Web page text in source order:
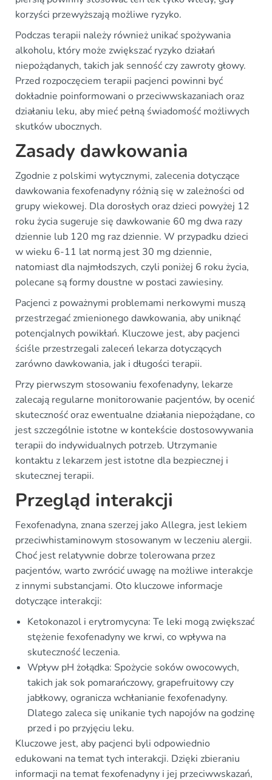
korzyści przewyższają możliwe ryzyko.
Podczas terapii należy również unikać spożywania
alkoholu, który może zwiększać ryzyko działań
niepożądanych, takich jak senność czy zawroty głowy.
Przed rozpoczęciem terapii pacjenci powinni być
dokładnie poinformowani o przeciwwskazaniach oraz
działaniu leku, aby mieć pełną świadomość możliwych
skutków ubocznych.
Zasady dawkowania
Zgodnie z polskimi wytycznymi, zalecenia dotyczące
dawkowania fexofenadyny różnią się w zależności od
grupy wiekowej. Dla dorosłych oraz dzieci powyżej 12
roku życia sugeruje się dawkowanie 60 mg dwa razy
dziennie lub 120 mg raz dziennie. W przypadku dzieci
w wieku 6-11 lat normą jest 30 mg dziennie,
natomiast dla najmłodszych, czyli poniżej 6 roku życia,
polecane są formy doustne w postaci zawiesiny.
Pacjenci z poważnymi problemami nerkowymi muszą
przestrzegać zmienionego dawkowania, aby uniknąć
potencjalnych powikłań. Kluczowe jest, aby pacjenci
ściśle przestrzegali zaleceń lekarza dotyczących
zarówno dawkowania, jak i długości terapii.
Przy pierwszym stosowaniu fexofenadyny, lekarze
zalecają regularne monitorowanie pacjentów, by ocenić
skuteczność oraz ewentualne działania niepożądane, co
jest szczególnie istotne w kontekście dostosowywania
terapii do indywidualnych potrzeb. Utrzymanie
kontaktu z lekarzem jest istotne dla bezpiecznej i
skutecznej terapii.
Przegląd interakcji
Fexofenadyna, znana szerzej jako Allegra, jest lekiem
przeciwhistaminowym stosowanym w leczeniu alergii.
Choć jest relatywnie dobrze tolerowana przez
pacjentów, warto zwrócić uwagę na możliwe interakcje
z innymi substancjami. Oto kluczowe informacje
dotyczące interakcji:
Ketokonazol i erytromycyna: Te leki mogą zwiększać
stężenie fexofenadyny we krwi, co wpływa na
skuteczność leczenia.
Wpływ pH żołądka: Spożycie soków owocowych,
takich jak sok pomarańczowy, grapefruitowy czy
jabłkowy, ogranicza wchłanianie fexofenadyny.
Dlatego zaleca się unikanie tych napojów na godzinę
przed i po przyjęciu leku.
Kluczowe jest, aby pacjenci byli odpowiednio
edukowani na temat tych interakcji. Dzięki zbieraniu
informacji na temat fexofenadyny i jej przeciwwskazań,